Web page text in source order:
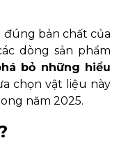
đúng bản chất của
dòng sản phẩm
bỏ những hiểu
chọn vật liệu này
năm 2025.